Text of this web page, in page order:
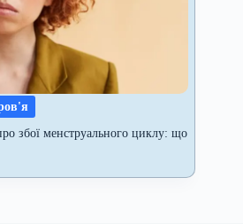
збої менструального циклу: що